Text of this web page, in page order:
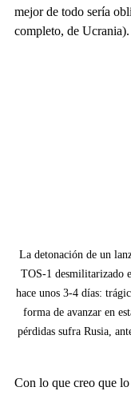
mejor de todo sería
completo, de Ucrania).
La detonación de un
TOS-1 desmilitarizado
hace unos 3-4 días:
forma de avanzar en
pérdidas sufra Rusia,
Con lo que creo que